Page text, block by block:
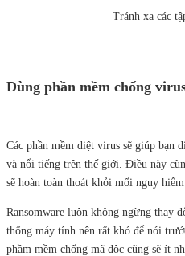
Tránh xa các
Dùng phần mềm chống
Các phần mềm diệt virus sẽ giúp bạn
và nổi tiếng trên thế giới. Điều này
sẽ hoàn toàn thoát khỏi mối nguy
Ransomware luôn không ngừng thay
thống máy tính nên rất khó để nói
phầm mềm chống mã độc cũng sẽ ít